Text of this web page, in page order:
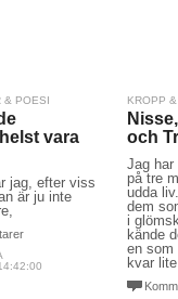
& POESI
vara
jag, efter viss
är ju inte
KROPP
och
Jag
på tre
udda
dem
i
kände
en som
kvar